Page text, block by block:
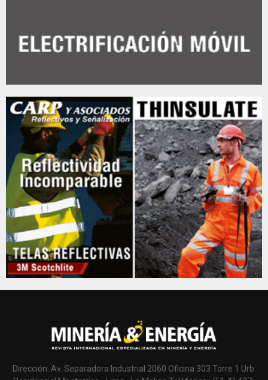
Dirección: Av. Separadora Industrial 2060 Oficina 303 Torre 1 Urb.